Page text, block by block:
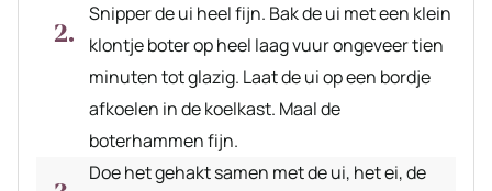
Snipper de ui heel fijn. Bak de ui met een klein
klontje boter op heel laag vuur ongeveer tien
minuten tot glazig. Laat de ui op een bordje
afkoelen in de koelkast. Maal de
boterhammen fijn.
Doe het gehakt samen met de ui, het ei, de